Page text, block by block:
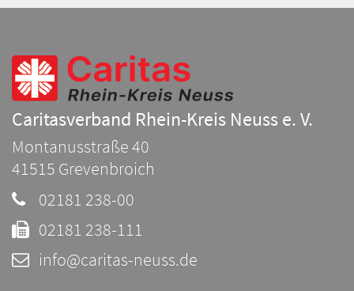
Caritasverband Rhein-Kreis Neuss e. V.
Montanusstraße 40
41515 Grevenbroich
02181 238-00
02181 238-111
info@caritas-neuss.de